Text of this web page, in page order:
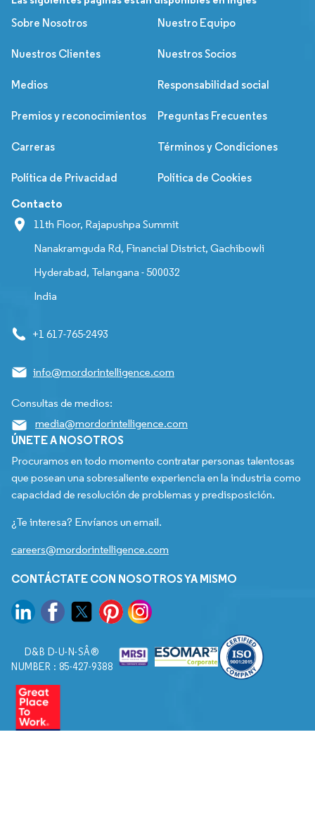
Sobre Nosotros
Nuestro Equipo
Nuestros Clientes Nuestros Socios
Medios Responsabilidad social
Premios y reconocimientos Preguntas Frecuentes
Carreras Términos y Condiciones
Política de Privacidad Política de Cookies
Contacto
11th Floor, Rajapushpa Summit
Nanakramguda Rd, Financial District, Gachibowli
Hyderabad, Telangana - 500032
India
+1 617-765-2493
info@mordorintelligence.com
Consultas de medios:
media@mordorintelligence.com
ÚNETE A NOSOTROS
Procuramos en todo momento contratar personas talentosas
que posean una sobresaliente experiencia en la industria como
capacidad de resolución de problemas y predisposición.
¿Te interesa? Envíanos un email.
careers@mordorintelligence.com
CONTÁCTATE CON NOSOTROS YA MISMO
D&B D-U-N-SÂ®
NUMBER : 85-427-9388